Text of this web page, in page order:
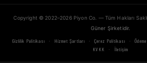
Copyright © 2022–2026 Piyon Co. — Tüm Hakları
Güner Şirketidir.
Gizlilik Politikası · Hizmet Şartları · Çerez Politikası ·
KVKK · İletişim